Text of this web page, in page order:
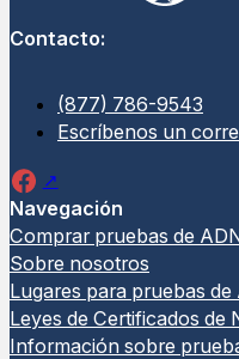
Contacto:
(877) 786-9543
Escríbenos un
Navegación
Comprar pruebas de
Sobre nosotros
Lugares para pruebas de
Leyes de Certificados de
Información sobre